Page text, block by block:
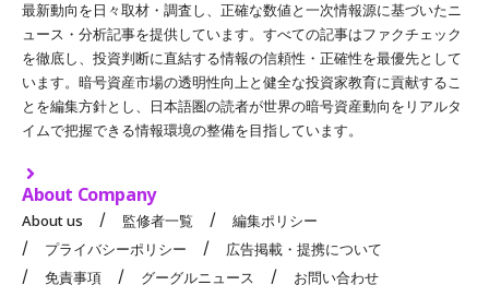
最新動向を日々取材・調査し、正確な数値と一次情報源に基づいたニ
ュース・分析記事を提供しています。すべての記事はファクチェック
を徹底し、投資判断に直結する情報の信頼性・正確性を最優先として
います。暗号資産市場の透明性向上と健全な投資家教育に貢献するこ
とを編集方針とし、日本語圏の読者が世界の暗号資産動向をリアルタ
イムで把握できる情報環境の整備を目指しています。
About Company
About us 監修者一覧
編集ポリシー
プライバシーポリシー
広告掲載・提携について
免責事項
グーグルニュース お問い合わせ